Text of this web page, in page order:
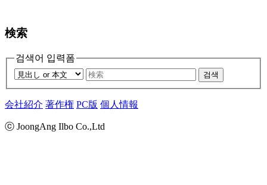
検索
검색어 입력폼
검색
会社紹介 著作権 PC版 個人情報
ⓒ JoongAng Ilbo Co.,Ltd